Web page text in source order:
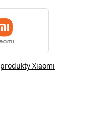
Xiaomi